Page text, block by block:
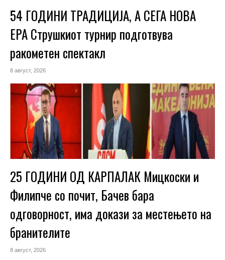
54 ГОДИНИ ТРАДИЦИЈА, А СЕГА НОВА
ЕРА Струшкиот турнир подготвува
ракометен спектакл
8 август, 2026
25 ГОДИНИ ОД КАРПАЛАК Мицкоски и
Филипче со почит, Бачев бара
одговорност, има докази за местењето на
бранителите
8 август, 2026